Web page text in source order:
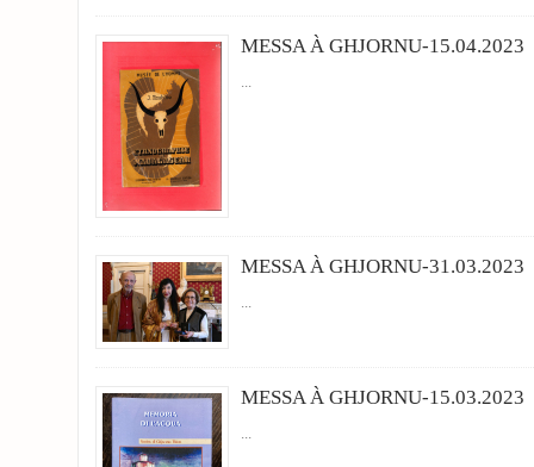
MESSA À GHJORNU-15.04.2023
...
MESSA À GHJORNU-31.03.2023
...
MESSA À GHJORNU-15.03.2023
...